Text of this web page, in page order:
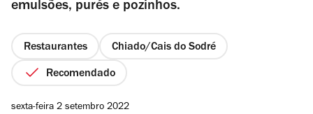
emulsões, purés e pozinhos.
Restaurantes Chiado/Cais do Sodré
Recomendado
sexta-feira 2 setembro 2022